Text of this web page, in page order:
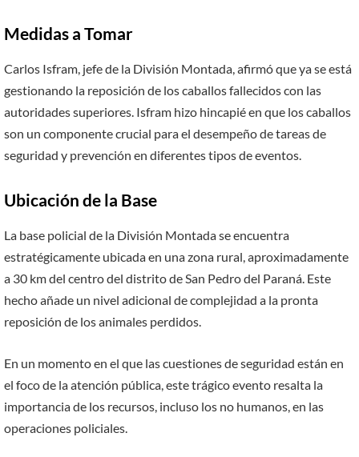
Medidas a Tomar
Carlos Isfram, jefe de la División Montada, afirmó que ya se está
gestionando la reposición de los caballos fallecidos con las
autoridades superiores. Isfram hizo hincapié en que los caballos
son un componente crucial para el desempeño de tareas de
seguridad y prevención en diferentes tipos de eventos.
Ubicación de la Base
La base policial de la División Montada se encuentra
estratégicamente ubicada en una zona rural, aproximadamente
a 30 km del centro del distrito de San Pedro del Paraná. Este
hecho añade un nivel adicional de complejidad a la pronta
reposición de los animales perdidos.
En un momento en el que las cuestiones de seguridad están en
el foco de la atención pública, este trágico evento resalta la
importancia de los recursos, incluso los no humanos, en las
operaciones policiales.